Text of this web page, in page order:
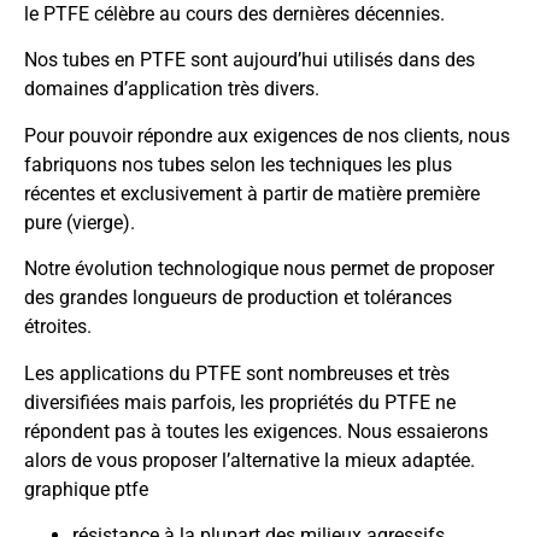
le PTFE célèbre au cours des dernières décennies.
Nos tubes en PTFE sont aujourd’hui utilisés dans des
domaines d’application très divers.
Pour pouvoir répondre aux exigences de nos clients, nous
fabriquons nos tubes selon les techniques les plus
récentes et exclusivement à partir de matière première
pure (vierge).
Notre évolution technologique nous permet de proposer
des grandes longueurs de production et tolérances
étroites.
Les applications du PTFE sont nombreuses et très
diversifiées mais parfois, les propriétés du PTFE ne
répondent pas à toutes les exigences. Nous essaierons
alors de vous proposer l’alternative la mieux adaptée.
graphique ptfe